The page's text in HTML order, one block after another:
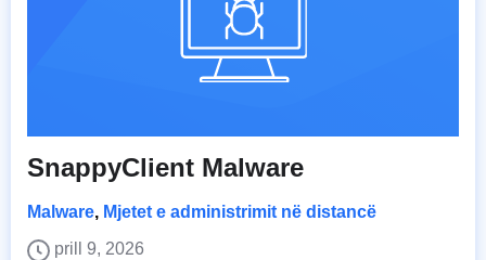
SnappyClient Malware
Malware, Mjetet e administrimit në distancë
prill 9, 2026